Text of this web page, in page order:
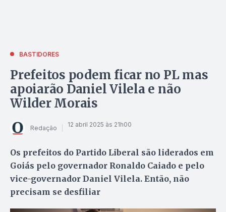
BASTIDORES
Prefeitos podem ficar no PL mas
apoiarão Daniel Vilela e não
Wilder Morais
Redação 12 abril 2025 às 21h00
Os prefeitos do Partido Liberal são liderados em
Goiás pelo governador Ronaldo Caiado e pelo
vice-governador Daniel Vilela. Então, não
precisam se desfiliar